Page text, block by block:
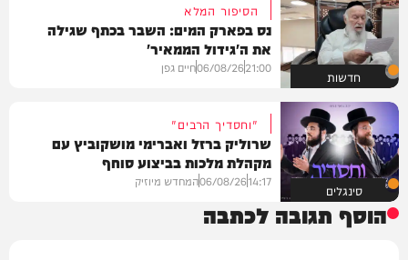
חדשות
הסיפור המלא
נס בפארק המים: השבר בכתף שגילה
את ה'גידול הממאיר'
21:00
06/08/26חיים גפן
סינגלים
"וחסדיך הרבים"
שרוליק ברזל ואברימי מושקוביץ עם
מקהלת מלכות בביצוע סוחף
14:17
06/08/26המחדש מיוזיק
הוסף תגובה לכתבה